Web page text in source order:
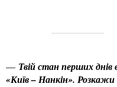
— Твій стан перших днів
«Київ – Нанкін». Розкажи